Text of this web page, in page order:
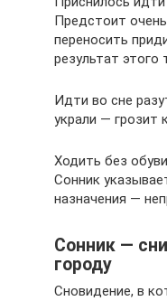
Предстоит
переносить
результат
Идти во сне
украли — грозит
Ходить без
Сонник
назначения —
Сонник —
городу
Сновидение, в